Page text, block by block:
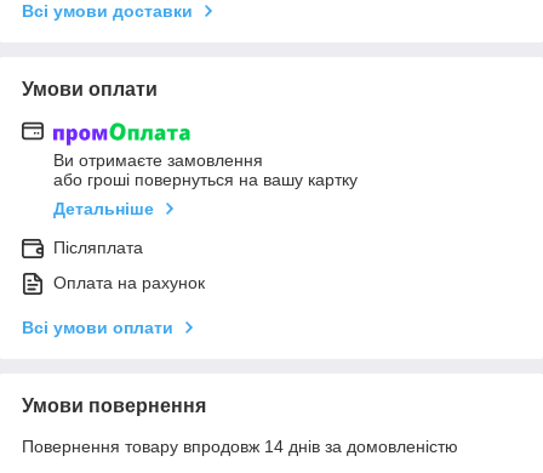
Всі умови доставки
Умови оплати
Ви отримаєте замовлення
або гроші повернуться на вашу картку
Детальніше
Післяплата
Оплата на рахунок
Всі умови оплати
Умови повернення
Повернення товару впродовж 14 днів за домовленістю